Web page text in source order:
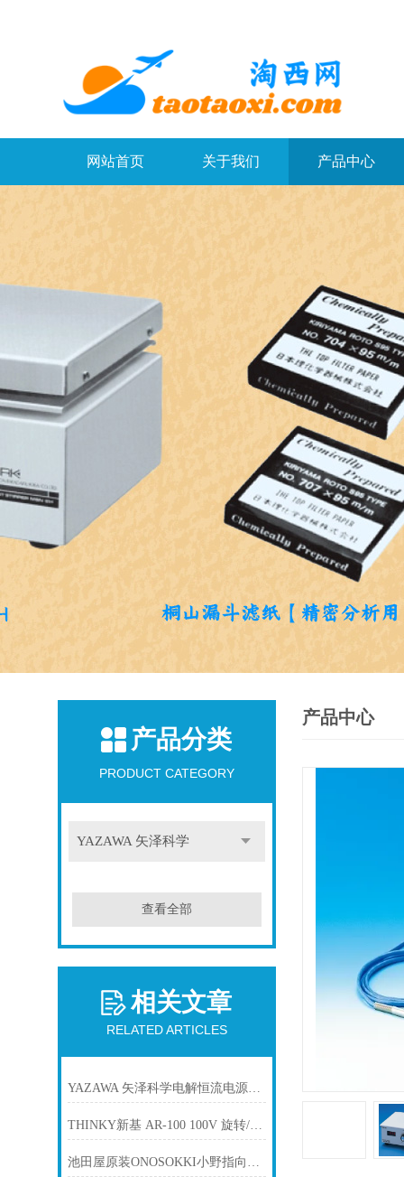
网站首页 关于我们 产品中心
产品分类
PRODUCT CATEGORY
YAZAWA 矢泽科学
查看全部
相关文章
RELATED ARTICLES
YAZAWA 矢泽科学电解恒流电源CS-12B
THINKY新基 AR-100 100V 旋转/公转搅拌机
池田屋原装ONOSOKKI小野指向型传声器 MI-8100
产品中心